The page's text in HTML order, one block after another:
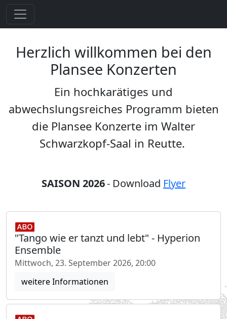
Herzlich willkommen bei den
Plansee Konzerten
Ein hochkarätiges und
abwechslungsreiches Programm bieten
die Plansee Konzerte im Walter
Schwarzkopf-Saal in Reutte.
SAISON 2026- Download Flyer
"Tango wie er tanzt und lebt" - Hyperion
Ensemble
Mittwoch, 23. September 2026, 20:00
weitere Informationen